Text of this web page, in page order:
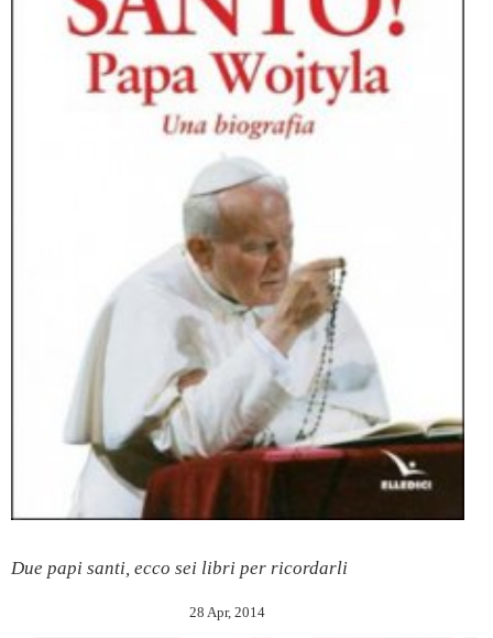
Due papi santi, ecco sei libri per ricordarli
28 Apr, 2014